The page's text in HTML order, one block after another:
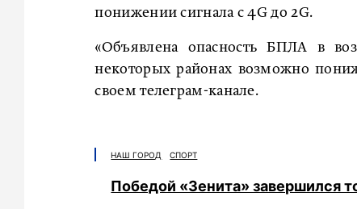
понижении сигнала с 4G до 2G.
«Объявлена опасность БПЛА в
некоторых районах возможно
своем телеграм-канале.
НАШ ГОРОД СПОРТ
Победой «Зенита» завершился